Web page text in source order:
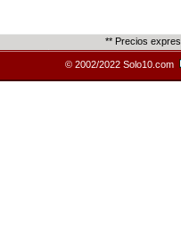
** Precios
© 2002/2022 Solo10.com